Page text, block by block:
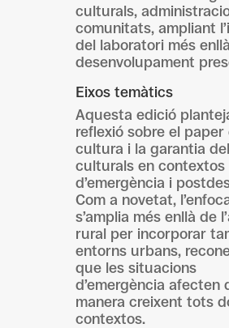
culturals,
comunitats, ampliant
del laboratori més
desenvolupament
Eixos temàtics
Aquesta edició
reflexió sobre el paper
cultura i la garantia
culturals en contextos
d’emergència i
Com a novetat,
s’amplia més enllà de
rural per incorporar
entorns urbans,
que les situacions
d’emergència afecten
manera creixent tots
contextos.